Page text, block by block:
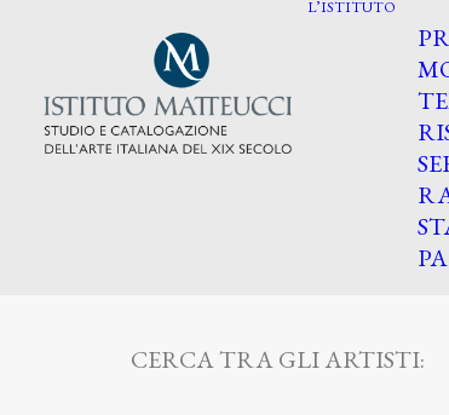
L’ISTITUTO
CERCA TRA GLI ARTISTI: